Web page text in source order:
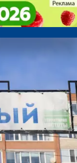
на ГПЗ
раньше
на ГПЗ
раньше
по